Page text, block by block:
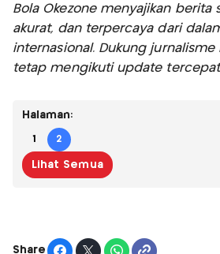
Bola Okezone menyajikan berita
akurat, dan terpercaya dari
internasional. Dukung
tetap mengikuti update
Halaman:
1 2
Lihat Semua
Share